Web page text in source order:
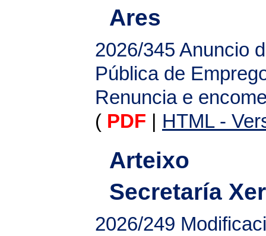
Ares
2026/345 Anuncio
Pública de
Renuncia e
( PDF | HTML -
Arteixo
Secretaría
2026/249